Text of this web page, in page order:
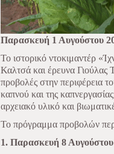
Παρασκευή 1 Αυγούστου
Το ιστορικό ντοκιμαντέρ
Καλτσά και έρευνα Γιούλας
προβολές στην περιφέρεια
καπνού και της
αρχειακό υλικό και
Το πρόγραμμα προβολών
1. Παρασκευή 8